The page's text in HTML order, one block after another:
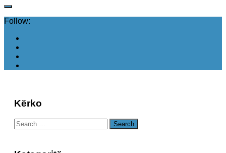
Follow:
Kërko
Search
for: